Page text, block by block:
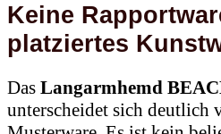
Keine
platziertes
Das Langarmhemd
unterscheidet sich deutlich